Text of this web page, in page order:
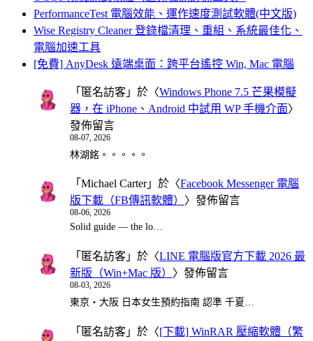
PerformanceTest 電腦效能、運作速度測試軟體(中文版)
Wise Registry Cleaner 登錄檔清理、重組、系統最佳化、
電腦加速工具
[免費] AnyDesk 遠端桌面：跨平台遙控 Win, Mac 電腦
「 匿名訪客 」於〈Windows Phone 7.5 芒果模擬
器，在 iPhone、Android 中試用 WP 手機介面〉
發佈留言
08-07, 2026
林湖銘。。。。。
「 Michael Carter」於〈Facebook Messenger 電腦
版下載（FB傳訊軟體） 〉發佈留言
08-06, 2026
Solid guide — the lo…
「 匿名訪客 」於〈LINE 電腦版官方下載 2026 最
新版（Win+Mac 版） 〉發佈留言
08-03, 2026
東京・大阪 日本女生預約指南 認準 千夏…
「 匿名訪客 」於〈[下載] WinRAR 壓縮軟體（繁